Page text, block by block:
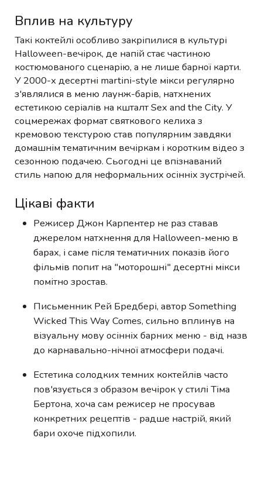
Вплив на культуру
Такі коктейлі особливо закріпилися в культурі
Halloween-вечірок, де напій стає частиною
костюмованого сценарію, а не лише барної карти.
У 2000-х десертні martini-style мікси регулярно
з'являлися в меню лаунж-барів, натхнених
естетикою серіалів на кшталт Sex and the City. У
соцмережах формат святкового келиха з
кремовою текстурою став популярним завдяки
домашнім тематичним вечіркам і коротким відео з
сезонною подачею. Сьогодні це впізнаваний
стиль напою для неформальних осінніх зустрічей.
Цікаві факти
Режисер Джон Карпентер не раз ставав
джерелом натхнення для Halloween-меню в
барах, і саме після тематичних показів його
фільмів попит на "моторошні" десертні мікси
помітно зростав.
Письменник Рей Бредбері, автор Something
Wicked This Way Comes, сильно вплинув на
візуальну мову осінніх барних меню - від назв
до карнавально-нічної атмосфери подачі.
Естетика солодких темних коктейлів часто
пов'язується з образом вечірок у стилі Тіма
Бертона, хоча сам режисер не просував
конкретних рецептів - радше настрій, який
бари охоче підхопили.